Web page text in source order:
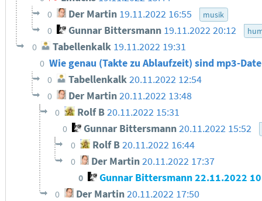
0 Der Martin 19.11.2022 16:55 musik
0 Gunnar Bittersmann 19.11.2022 20:12
0 Tabellenkalk 19.11.2022 19:31
0 Wie genau (Takte zu Ablaufzeit) sind mp3-
0 Tabellenkalk20.11.2022 12:54
0 Der Martin20.11.2022 13:48
0 Rolf B20.11.2022 15:31
0 Gunnar Bittersmann20.11.2022 15:52
0 Rolf B20.11.2022 16:44
0 Der Martin20.11.2022 17:37
0 Gunnar Bittersmann 22.11.2022
0 Der Martin20.11.2022 17:50